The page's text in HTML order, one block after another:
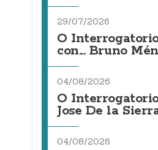
29/07/2026
O
con... Bruno
04/08/2026
O
Jose De la
04/08/2026